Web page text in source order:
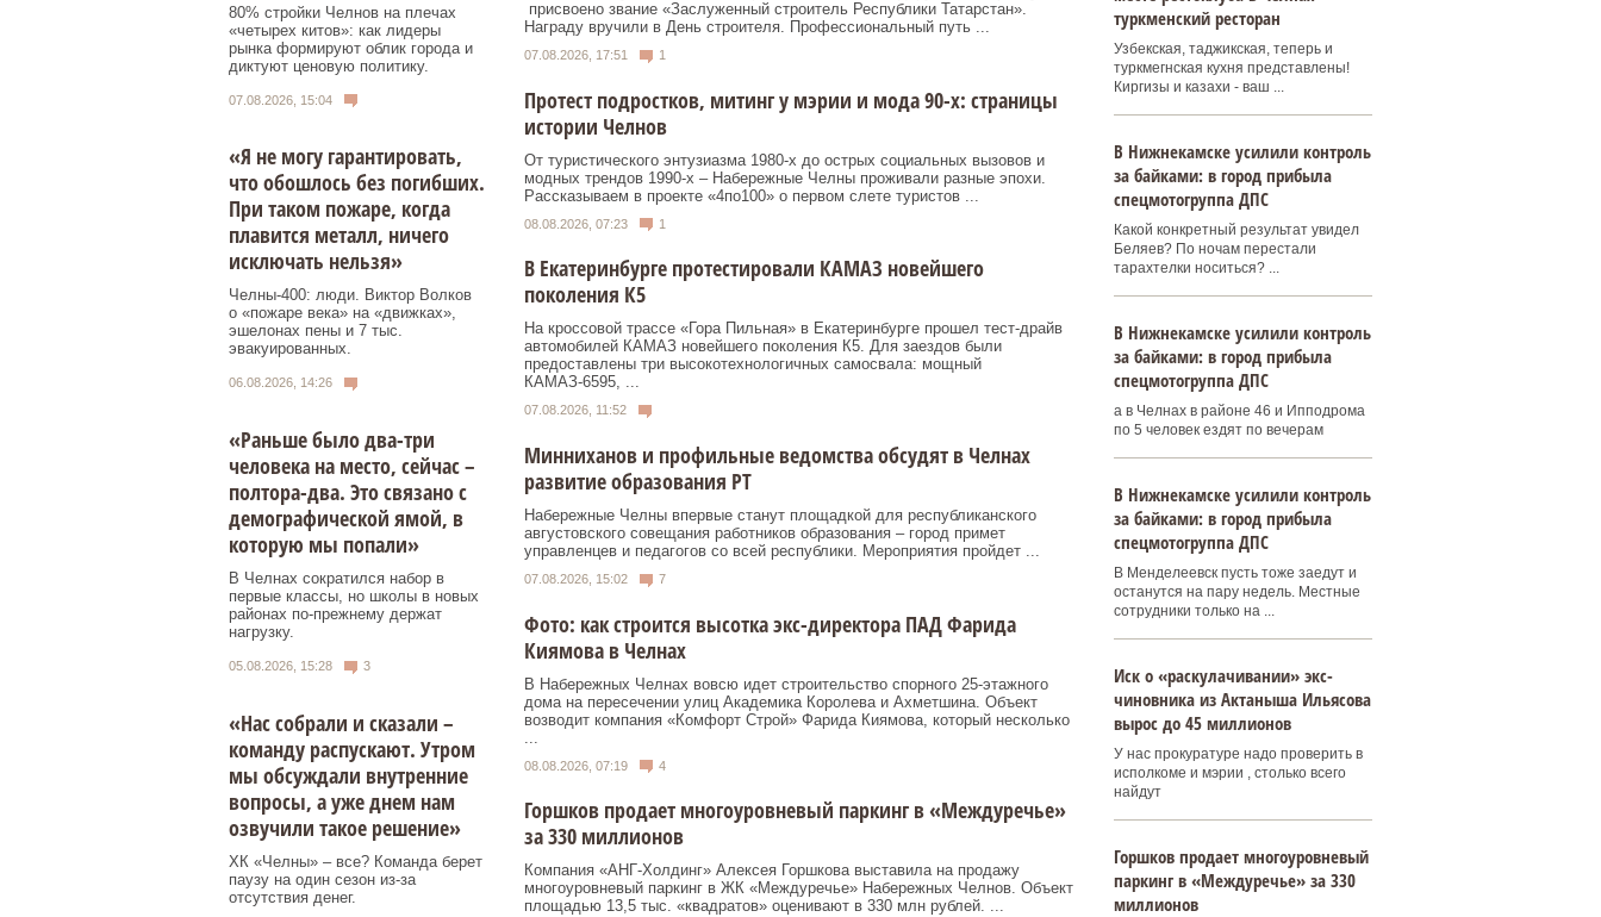
80% стройки Челнов на плечах
«четырех китов»: как лидеры
рынка формируют облик города и
диктуют ценовую политику.
07.08.2026, 15:04
«Я не могу гарантировать,
что обошлось без погибших.
При таком пожаре, когда
плавится металл, ничего
исключать нельзя»
Челны-400: люди. Виктор Волков
о «пожаре века» на «движках»,
эшелонах пены и 7 тыс.
эвакуированных.
06.08.2026, 14:26
«Раньше было два-три
человека на место, сейчас –
полтора-два. Это связано с
демографической ямой, в
которую мы попали»
В Челнах сократился набор в
первые классы, но школы в новых
районах по-прежнему держат
нагрузку.
05.08.2026, 15:28 3
«Нас собрали и сказали –
команду распускают. Утром
мы обсуждали внутренние
вопросы, а уже днем нам
озвучили такое решение»
ХК «Челны» – все? Команда берет
паузу на один сезон из-за
отсутствия денег.
присвоено звание «Заслуженный строитель Республики Татарстан».
Награду вручили в День строителя. Профессиональный путь ...
07.08.2026, 17:51 1
Протест подростков, митинг у мэрии и мода 90-х: страницы
истории Челнов
От туристического энтузиазма 1980‑х до острых социальных вызовов и
модных трендов 1990‑х – Набережные Челны проживали разные эпохи.
Рассказываем в проекте «4по100» о первом слете туристов ...
08.08.2026, 07:23 1
В Екатеринбурге протестировали КАМАЗ новейшего
поколения К5
На кроссовой трассе «Гора Пильная» в Екатеринбурге прошел тест-драйв
автомобилей КАМАЗ новейшего поколения К5. Для заездов были
предоставлены три высокотехнологичных самосвала: мощный
КАМАЗ-6595, ...
07.08.2026, 11:52
Минниханов и профильные ведомства обсудят в Челнах
развитие образования РТ
Набережные Челны впервые станут площадкой для республиканского
августовского совещания работников образования – город примет
управленцев и педагогов со всей республики. Мероприятия пройдет ...
07.08.2026, 15:02 7
Фото: как строится высотка экс-директора ПАД Фарида
Киямова в Челнах
В Набережных Челнах вовсю идет строительство спорного 25‑этажного
дома на пересечении улиц Академика Королева и Ахметшина. Объект
возводит компания «Комфорт Строй» Фарида Киямова, который несколько
08.08.2026, 07:19 4
Горшков продает многоуровневый паркинг в «Междуречье»
за 330 миллионов
Компания «АНГ-Холдинг» Алексея Горшкова выставила на продажу
многоуровневый паркинг в ЖК «Междуречье» Набережных Челнов. Объект
площадью 13,5 тыс. «квадратов» оценивают в 330 млн рублей. ...
туркменский ресторан
Узбекская, таджикская, теперь и
туркмегнская кухня представлены!
Киргизы и казахи - ваш ...
В Нижнекамске усилили контроль
за байками: в город прибыла
спецмотогруппа ДПС
Какой конкретный результат увидел
Беляев? По ночам перестали
тарахтелки носиться? ...
В Нижнекамске усилили контроль
за байками: в город прибыла
спецмотогруппа ДПС
а в Челнах в районе 46 и Ипподрома
по 5 человек ездят по вечерам
В Нижнекамске усилили контроль
за байками: в город прибыла
спецмотогруппа ДПС
В Менделеевск пусть тоже заедут и
останутся на пару недель. Местные
сотрудники только на ...
Иск о «раскулачивании» экс-
чиновника из Актаныша Ильясова
вырос до 45 миллионов
У нас прокуратуре надо проверить в
исполкоме и мэрии , столько всего
найдут
Горшков продает многоуровневый
паркинг в «Междуречье» за 330
миллионов